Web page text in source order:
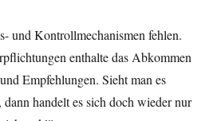
und Kontrollmechanismen fehlen.
enthalte das Abkommen
Empfehlungen. Sieht man es
handelt es sich doch wieder nur